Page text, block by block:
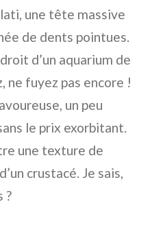
une tête massive
de dents pointues.
d’un aquarium de
ne fuyez pas encore !
un peu
le prix exorbitant.
une texture de
crustacé. Je sais,
?